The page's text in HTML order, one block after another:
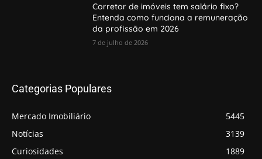
Corretor de imóveis tem salário fixo?
Entenda como funciona a remuneração
da profissão em 2026
7 de julho de 2026
Categorias Populares
Mercado Imobiliário
5445
Notícias
3139
Curiosidades
1889